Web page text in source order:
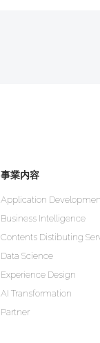
事業内容
Application
Business Intelligence
Contents Distibuting
Data Science
Experience Design
AI Transformation
Partner